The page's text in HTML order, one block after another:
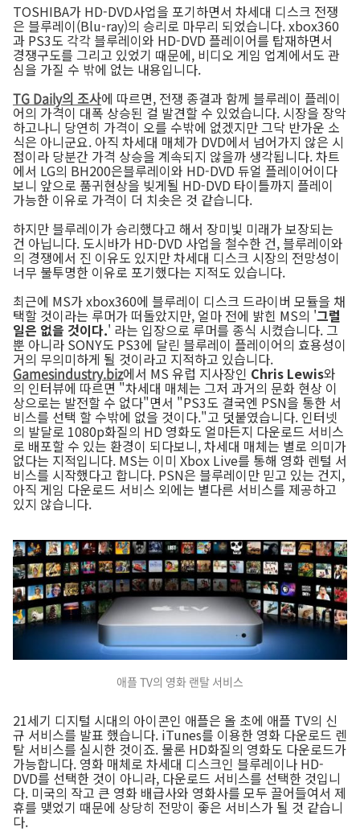
TOSHIBA가 HD-DVD사업을 포기하면서 차세대 디스크 전쟁
은 블루레이(Blu-ray)의 승리로 마무리 되었습니다. xbox360
과 PS3도 각각 블루레이와 HD-DVD 플레이어를 탑재하면서
경쟁구도를 그리고 있었기 때문에, 비디오 게임 업계에서도 관
심을 가질 수 밖에 없는 내용입니다.
TG Daily의 조사에 따르면, 전쟁 종결과 함께 블루레이 플레이
어의 가격이 대폭 상승된 걸 발견할 수 있었습니다. 시장을 장악
하고나니 당연히 가격이 오를 수밖에 없겠지만 그닥 반가운 소
식은 아니군요. 아직 차세대 매체가 DVD에서 넘어가지 않은 시
점이라 당분간 가격 상승을 계속되지 않을까 생각됩니다. 차트
에서 LG의 BH200은블루레이와 HD-DVD 듀얼 플레이어이다
보니 앞으로 품귀현상을 빚게될 HD-DVD 타이틀까지 플레이
가능한 이유로 가격이 더 치솟은 것 같습니다.
하지만 블루레이가 승리했다고 해서 장미빛 미래가 보장되는
건 아닙니다. 도시바가 HD-DVD 사업을 철수한 건, 블루레이와
의 경쟁에서 진 이유도 있지만 차세대 디스크 시장의 전망성이
너무 불투명한 이유로 포기했다는 지적도 있습니다.
최근에 MS가 xbox360에 블루레이 디스크 드라이버 모듈을 채
택할 것이라는 루머가 떠돌았지만, 얼마 전에 밝힌 MS의 '그럴
일은 없을 것이다.' 라는 입장으로 루머를 종식 시켰습니다. 그
뿐 아니라 SONY도 PS3에 달린 블루레이 플레이어의 효용성이
거의 무의미하게 될 것이라고 지적하고 있습니다.
Gamesindustry.biz에서 MS 유럽 지사장인 Chris Lewis와
의 인터뷰에 따르면 "차세대 매체는 그저 과거의 문화 현상 이
상으로는 발전할 수 없다"면서 "PS3도 결국엔 PSN을 통한 서
비스를 선택 할 수밖에 없을 것이다."고 덧붙였습니다. 인터넷
의 발달로 1080p화질의 HD 영화도 얼마든지 다운로드 서비스
로 배포할 수 있는 환경이 되다보니, 차세대 매체는 별로 의미가
없다는 지적입니다. MS는 이미 Xbox Live를 통해 영화 렌털 서
비스를 시작했다고 합니다. PSN은 블루레이만 믿고 있는 건지,
아직 게임 다운로드 서비스 외에는 별다른 서비스를 제공하고
있지 않습니다.
애플 TV의 영화 랜탈 서비스
21세기 디지털 시대의 아이콘인 애플은 올 초에 애플 TV의 신
규 서비스를 발표 했습니다. iTunes를 이용한 영화 다운로드 렌
탈 서비스를 실시한 것이죠. 물론 HD화질의 영화도 다운로드가
가능합니다. 영화 매체로 차세대 디스크인 블루레이나 HD-
DVD를 선택한 것이 아니라, 다운로드 서비스를 선택한 것입니
다. 미국의 작고 큰 영화 배급사와 영화사를 모두 끌어들여서 제
휴를 맺었기 때문에 상당히 전망이 좋은 서비스가 될 것 같습니
다.